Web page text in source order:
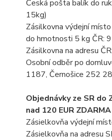
Česká pošta balík do
15kg)
Zásilkovna výdejní
do hmotnosti 5 kg ČR:
Zásilkovna na adresu
Osobní odběr po
1187, Černošice 252 28
Objednávky ze SR do
nad 120 EUR ZDARMA
Zásielkovňa výdejní
Zásielkovňa na adresu